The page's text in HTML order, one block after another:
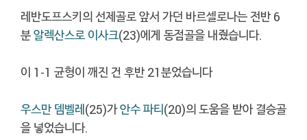
레반도프스키의 선제골로 앞서 가던 바르셀로나는 전반 6
분알렉산스로 이사크(23)에게 동점골을 내줬습니다.
이 1-1 균형이 깨진 건 후반 21분었습니다
우스만 뎀벨레(25)가안수 파티(20)의 도움을 받아 결승골
을 넣었습니다.